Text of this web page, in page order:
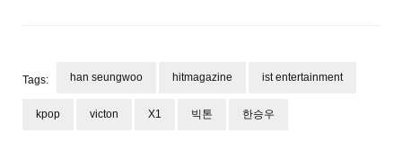
Tags: han seungwoo hitmagazine ist entertainment
kpop victon X1 빅톤 한승우